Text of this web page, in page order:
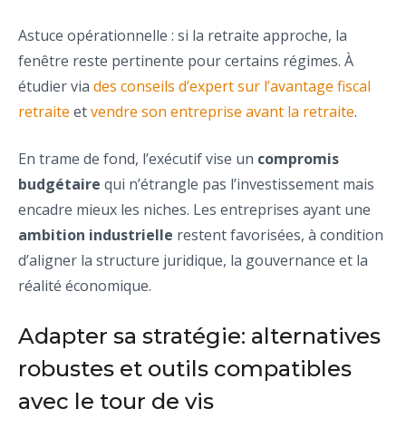
Astuce opérationnelle : si la retraite approche, la
fenêtre reste pertinente pour certains régimes. À
étudier via des conseils d’expert sur l’avantage fiscal
retraite etvendre son entreprise avant la retraite.
En trame de fond, l’exécutif vise un compromis
budgétaire qui n’étrangle pas l’investissement mais
encadre mieux les niches. Les entreprises ayant une
ambition industrielle restent favorisées, à condition
d’aligner la structure juridique, la gouvernance et la
réalité économique.
Adapter sa stratégie: alternatives
robustes et outils compatibles
avec le tour de vis